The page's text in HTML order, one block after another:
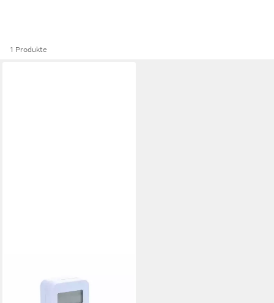
1 Produkte
Energiekostenmessgerät
Energiekosten-Meßgerät,